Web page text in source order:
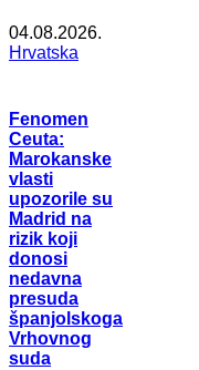
04.08.2026.
Hrvatska
Fenomen
Ceuta:
Marokanske
vlasti
upozorile su
Madrid na
rizik koji
donosi
nedavna
presuda
španjolskoga
Vrhovnog
suda